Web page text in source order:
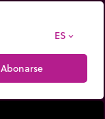
ES expand_more
Abonarse